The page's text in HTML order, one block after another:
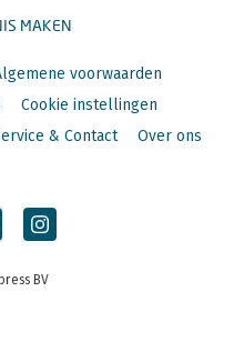
MAKEN
voorwaarden
Cookie instellingen
& Contact Over ons
BV